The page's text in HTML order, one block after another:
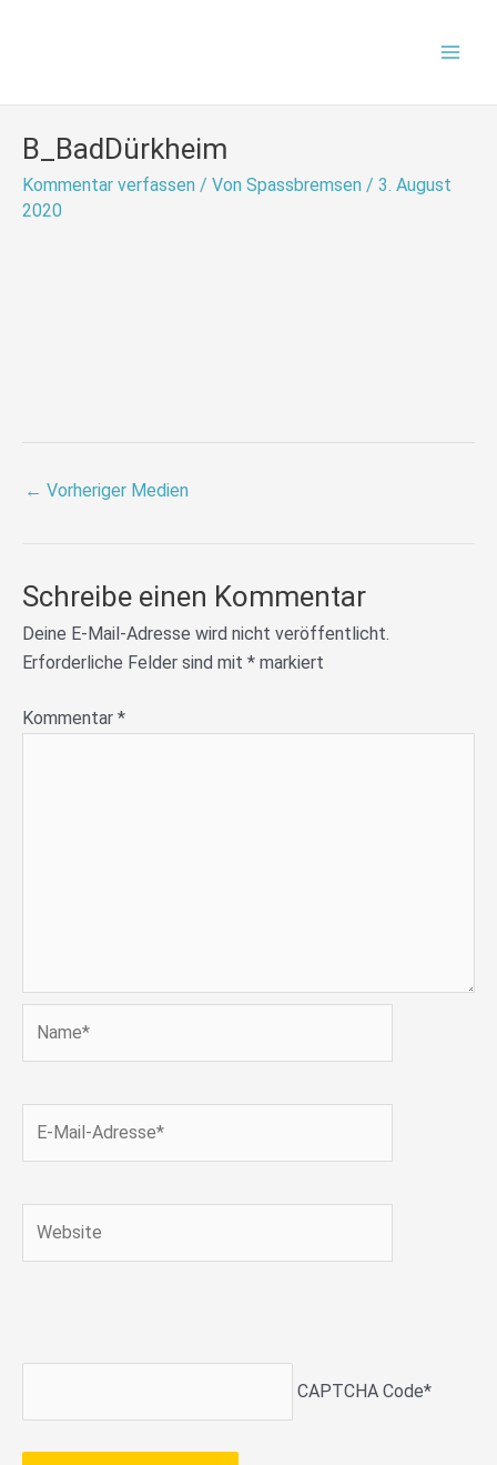
B_BadDürkheim
Kommentar verfassen / Von Spassbremsen / 3. August
2020
← Vorheriger Medien
Schreibe einen Kommentar
Deine E-Mail-Adresse wird nicht veröffentlicht.
Erforderliche Felder sind mit * markiert
Kommentar *
Mail-
CAPTCHA Code*